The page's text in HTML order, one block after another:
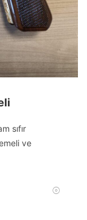
sıfır
ve